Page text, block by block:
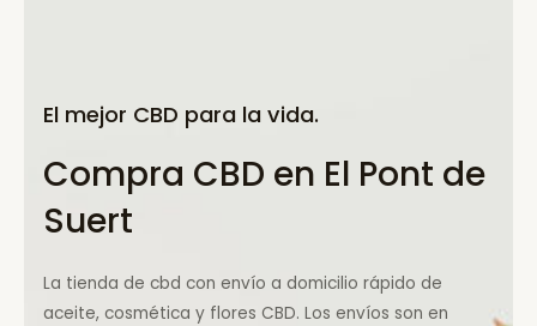
El mejor CBD para la vida.
Compra CBD en El Pont de
Suert
La tienda de cbd con envío a domicilio rápido de
aceite, cosmética y flores CBD. Los envíos son en